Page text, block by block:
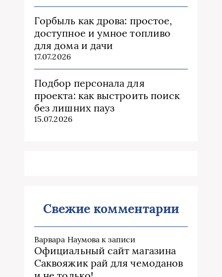
Горбыль как дрова: простое,
доступное и умное топливо
для дома и дачи
17.07.2026
Подбор персонала для
проекта: как выстроить поиск
без лишних пауз
15.07.2026
Свежие комментарии
Варвара Наумова к записи
Официальный сайт магазина
Саквояжик рай для чемоданов